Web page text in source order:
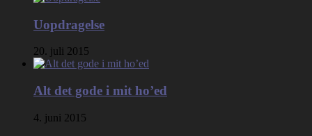
Uopdragelse
20. juli 2015
Alt det gode i mit ho’ed
4. juni 2015